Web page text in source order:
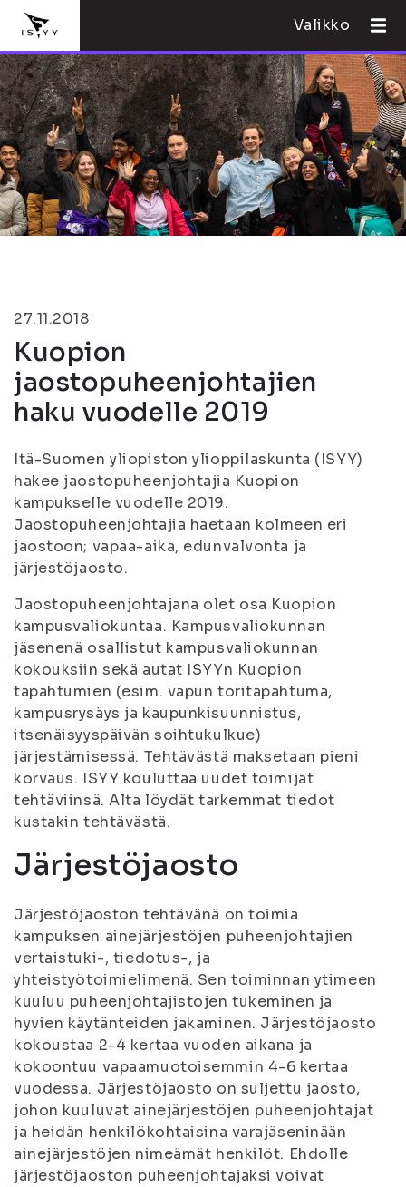
Valikko
27.11.2018
Kuopion
jaostopuheenjohtajien
haku vuodelle 2019
Itä-Suomen yliopiston ylioppilaskunta (ISYY)
hakee jaostopuheenjohtajia Kuopion
kampukselle vuodelle 2019.
Jaostopuheenjohtajia haetaan kolmeen eri
jaostoon; vapaa-aika, edunvalvonta ja
järjestöjaosto.
Jaostopuheenjohtajana olet osa Kuopion
kampusvaliokuntaa. Kampusvaliokunnan
jäsenenä osallistut kampusvaliokunnan
kokouksiin sekä autat ISYYn Kuopion
tapahtumien (esim. vapun toritapahtuma,
kampusrysäys ja kaupunkisuunnistus,
itsenäisyyspäivän soihtukulkue)
järjestämisessä. Tehtävästä maksetaan pieni
korvaus. ISYY kouluttaa uudet toimijat
tehtäviinsä. Alta löydät tarkemmat tiedot
kustakin tehtävästä.
Järjestöjaosto
Järjestöjaoston tehtävänä on toimia
kampuksen ainejärjestöjen puheenjohtajien
vertaistuki-, tiedotus-, ja
yhteistyötoimielimenä. Sen toiminnan ytimeen
kuuluu puheenjohtajistojen tukeminen ja
hyvien käytänteiden jakaminen. Järjestöjaosto
kokoustaa 2-4 kertaa vuoden aikana ja
kokoontuu vapaamuotoisemmin 4-6 kertaa
vuodessa. Järjestöjaosto on suljettu jaosto,
johon kuuluvat ainejärjestöjen puheenjohtajat
ja heidän henkilökohtaisina varajäseninään
ainejärjestöjen nimeämät henkilöt. Ehdolle
järjestöjaoston puheenjohtajaksi voivat